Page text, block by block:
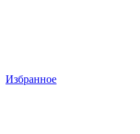
Избранное